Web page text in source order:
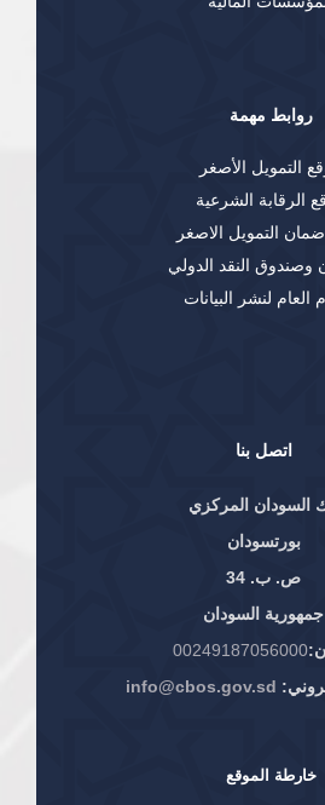
اتصل بنا
السودان المركزي
بورتسودان
ص. ب. 34
جمهورية السودان
00249187056000
info@cbos.gov.sd
روابط مهمة
التمويل الأصغر
الرقابة الشرعية
التمويل الاصغر
وصندوق النقد الدولي
العام لنشر البيانات
خارطة الموقع